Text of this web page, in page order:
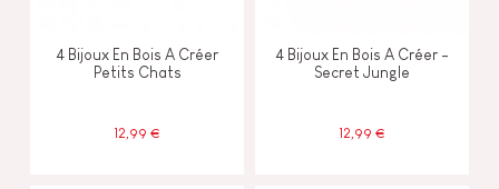
4 Bijoux En Bois A Créer
Petits Chats
12,99 €
4 Bijoux En Bois A Créer -
Secret Jungle
12,99 €